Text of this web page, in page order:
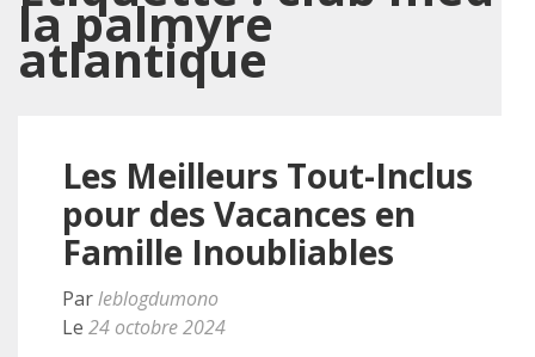
la palmyre
atlantique
Les Meilleurs Tout-Inclus
pour des Vacances en
Famille Inoubliables
Parleblogdumono
Le 24 octobre 2024